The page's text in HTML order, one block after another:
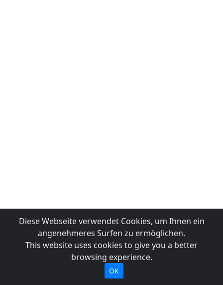
Diese Webseite verwendet Cookies, um Ihnen ein
angenehmeres Surfen zu ermöglichen.
This website uses cookies to give you a better
browsing experience.
OK